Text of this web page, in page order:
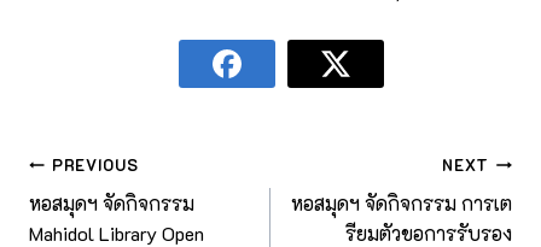
PREVIOUS
หอสมุดฯ จัดกิจกรรม
Mahidol Library Open
NEXT
หอสมุดฯ จัดกิจกรรม การเต
รียมตัวขอการรับรอง